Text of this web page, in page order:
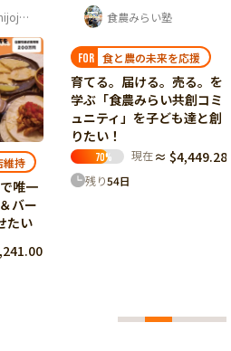
援
。を
コミ
と創
松久怜央
FOR 有機農業の普及
【24歳の挑戦】野菜を育て
るではなく土を育てる農業
へ。
63%